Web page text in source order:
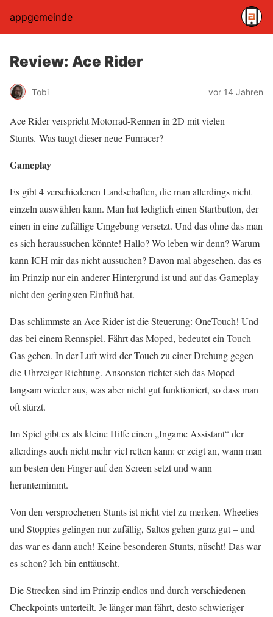
appgemeinde
Review: Ace Rider
Tobi vor 14 Jahren
Ace Rider verspricht Motorrad-Rennen in 2D mit vielen
Stunts. Was taugt dieser neue Funracer?
Gameplay
Es gibt 4 verschiedenen Landschaften, die man allerdings nicht
einzeln auswählen kann. Man hat lediglich einen Startbutton, der
einen in eine zufällige Umgebung versetzt. Und das ohne das man
es sich heraussuchen könnte! Hallo? Wo leben wir denn? Warum
kann ICH mir das nicht aussuchen? Davon mal abgesehen, das es
im Prinzip nur ein anderer Hintergrund ist und auf das Gameplay
nicht den geringsten Einfluß hat.
Das schlimmste an Ace Rider ist die Steuerung: OneTouch! Und
das bei einem Rennspiel. Fährt das Moped, bedeutet ein Touch
Gas geben. In der Luft wird der Touch zu einer Drehung gegen
die Uhrzeiger-Richtung. Ansonsten richtet sich das Moped
langsam wieder aus, was aber nicht gut funktioniert, so dass man
oft stürzt.
Im Spiel gibt es als kleine Hilfe einen „Ingame Assistant“ der
allerdings auch nicht mehr viel retten kann: er zeigt an, wann man
am besten den Finger auf den Screen setzt und wann
herunternimmt.
Von den versprochenen Stunts ist nicht viel zu merken. Wheelies
und Stoppies gelingen nur zufällig, Saltos gehen ganz gut – und
das war es dann auch! Keine besonderen Stunts, nüscht! Das war
es schon? Ich bin enttäuscht.
Die Strecken sind im Prinzip endlos und durch verschiedenen
Checkpoints unterteilt. Je länger man fährt, desto schwieriger